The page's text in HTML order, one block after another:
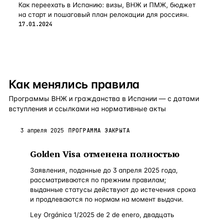
Как переехать в Испанию: визы, ВНЖ и ПМЖ, бюджет
на старт и пошаговый план релокации для россиян.
17.01.2024
Как менялись правила
Программы ВНЖ и гражданства в Испании — с датами
вступления и ссылками на нормативные акты
3 апреля 2025 ПРОГРАММА ЗАКРЫТА
Golden Visa отменена полностью
Заявления, поданные до 3 апреля 2025 года,
рассматриваются по прежним правилам;
выданные статусы действуют до истечения срока
и продлеваются по нормам на момент выдачи.
Ley Orgánica 1/2025 de 2 de enero, двадцать